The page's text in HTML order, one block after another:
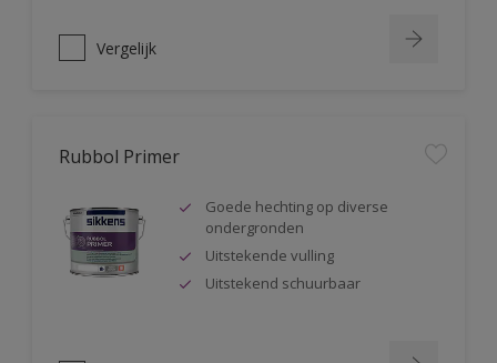
Vergelijk
Rubbol Primer
Goede hechting op diverse
ondergronden
Uitstekende vulling
Uitstekend schuurbaar